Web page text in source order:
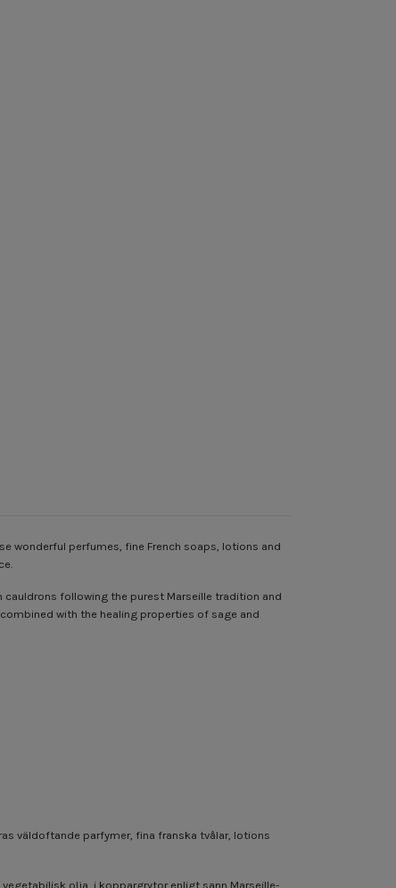
wonderful perfumes, fine French soaps, lotions and
cauldrons following the purest Marseille tradition and
with the healing properties of sage and
väldoftande parfymer, fina franska tvålar, lotions
olja, i koppargrytor enligt sann Marseille-